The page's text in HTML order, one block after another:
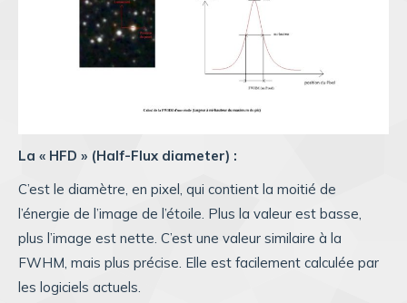
La « HFD » (Half-Flux diameter) :
C’est le diamètre, en pixel, qui contient la moitié de
l’énergie de l’image de l’étoile. Plus la valeur est basse,
plus l’image est nette. C’est une valeur similaire à la
FWHM, mais plus précise. Elle est facilement calculée par
les logiciels actuels.